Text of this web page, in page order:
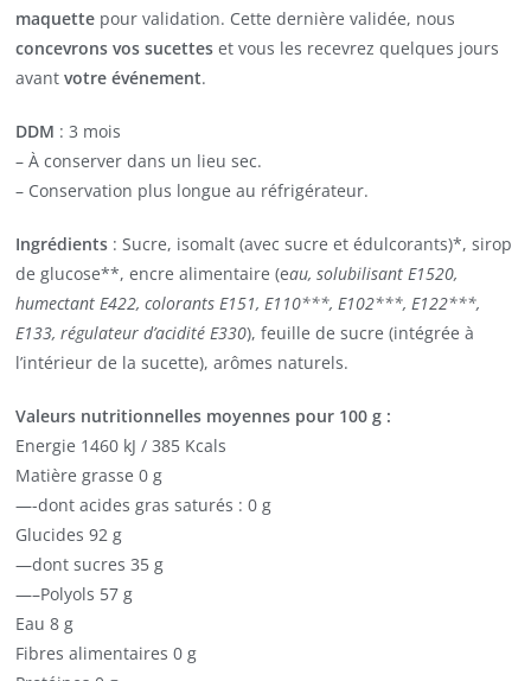
maquette pour validation. Cette dernière validée, nous
concevrons vos sucettes et vous les recevrez quelques jours
avantvotre événement.
DDM : 3 mois
– À conserver dans un lieu sec.
– Conservation plus longue au réfrigérateur.
Ingrédients : Sucre, isomalt (avec sucre et édulcorants)*, sirop
de glucose**, encre alimentaire (eau, solubilisant E1520,
humectant E422, colorants E151, E110***, E102***, E122***,
E133, régulateur d’acidité E330), feuille de sucre (intégrée à
l’intérieur de la sucette), arômes naturels.
Valeurs nutritionnelles moyennes pour 100 g :
Energie 1460 kJ / 385 Kcals
Matière grasse 0 g
—-dont acides gras saturés : 0 g
Glucides 92 g
—dont sucres 35 g
—–Polyols 57 g
Eau 8 g
Fibres alimentaires 0 g